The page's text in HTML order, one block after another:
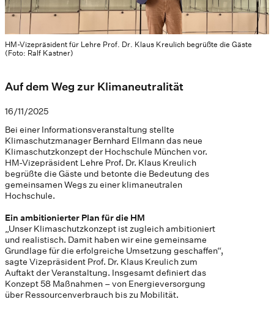
HM-Vizepräsident für Lehre Prof. Dr. Klaus Kreulich begrüßte die Gäste
(Foto: Ralf Kastner)
Auf dem Weg zur Klimaneutralität
16/11/2025
Bei einer Informationsveranstaltung stellte
Klimaschutzmanager Bernhard Ellmann das neue
Klimaschutzkonzept der Hochschule München vor.
HM-Vizepräsident Lehre Prof. Dr. Klaus Kreulich
begrüßte die Gäste und betonte die Bedeutung des
gemeinsamen Wegs zu einer klimaneutralen
Hochschule.
Ein ambitionierter Plan für die HM
„Unser Klimaschutzkonzept ist zugleich ambitioniert
und realistisch. Damit haben wir eine gemeinsame
Grundlage für die erfolgreiche Umsetzung geschaffen“,
sagte Vizepräsident Prof. Dr. Klaus Kreulich zum
Auftakt der Veranstaltung. Insgesamt definiert das
Konzept 58 Maßnahmen – von Energieversorgung
über Ressourcenverbrauch bis zu Mobilität.